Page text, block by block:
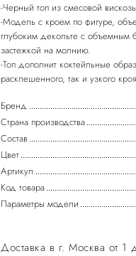
-Черный топ из смесовой
-Модель с кроем по фигуре,
глубоким декольте с объемным
застежкой на молнию.
-Топ дополнит коктейльные
Бренд
Страна производства
Состав
Цвет
Артикул
Код товара
Параметры модели
Доставка в г. Москва от 1